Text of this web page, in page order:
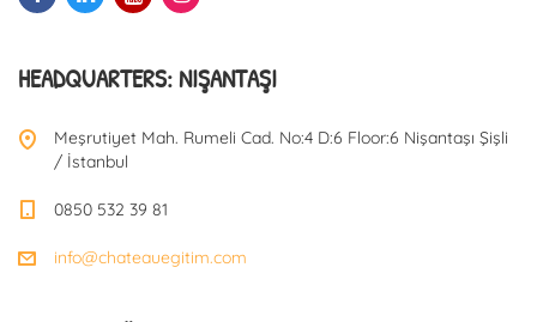
HEADQUARTERS: NIŞANTAŞI
Meşrutiyet Mah. Rumeli Cad. No:4 D:6 Floor:6 Nişantaşı Şişli
/ İstanbul
0850 532 39 81
info@chateauegitim.com